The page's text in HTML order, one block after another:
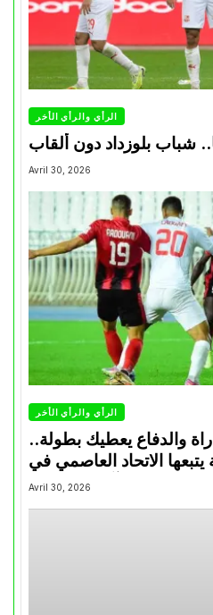
الرأي والرأي الأخر
شباب بلوزداد دون ألقاب
Avril 30, 2026
الرأي والرأي الأخر
والدفاع يعطيك بطولة..
يتبعها الاتحاد العاصمي في
تتويجاته آخر السنوات
Avril 30, 2026